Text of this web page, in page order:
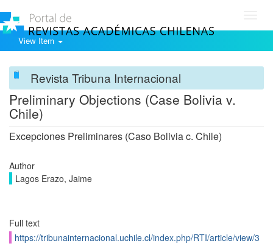
View Item
Revista Tribuna Internacional
Preliminary Objections (Case Bolivia v.
Chile)
Excepciones Preliminares (Caso Bolivia c. Chile)
Author
Lagos Erazo, Jaime
Full text
https://tribunainternacional.uchile.cl/index.php/RTI/article/view/3